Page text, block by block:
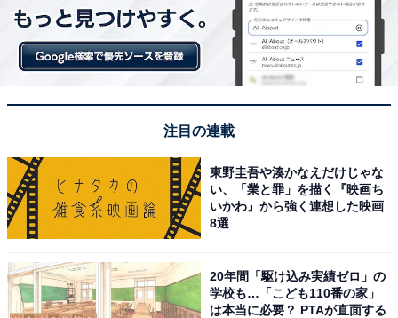
ています」（60代女性／滋賀県）や、「テレビ番組や
SNSで埼玉の事を発信しているから」（40代女性／東京
都）、「ご当地自慢系の番組に出演していて埼玉県の話
題に詳しいから」（50代男性／兵庫県）といった声が寄
せられていました。
出身地でもある埼玉県吉見町のふるさと大使を務めてお
り、テレビ番組やSNSでも地元・吉見町のことを積極的
に発信しています。
この記事の筆者：斉藤 雄二 プロフィール
注目の連載
東野圭吾や湊かなえだけじゃな
い、「業と罪」を描く『映画ち
いかわ』から強く連想した映画
8選
20年間「駆け込み実績ゼロ」の
学校も…「こども110番の家」
は本当に必要？ PTAが直面する